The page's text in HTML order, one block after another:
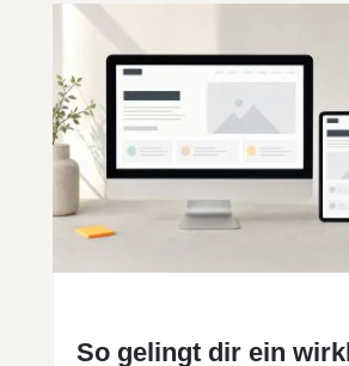
So gelingt dir ein